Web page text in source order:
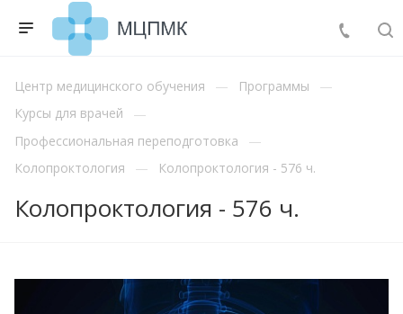
Центр медицинского обучения
Программы
Курсы для врачей
Профессиональная переподготовка
Колопроктология
Колопроктология - 576 ч.
Колопроктология - 576 ч.